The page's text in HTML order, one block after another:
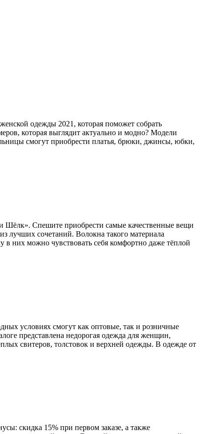
одежды 2021, которая поможет собрать
которая выглядит актуально и модно? Модели
смогут приобрести платья, брюки, джинсы, юбки,
Шёлк». Спешите приобрести самые качественные вещи
сочетаний. Волокна такого материала
в них можно чувствовать себя комфортно даже тёплой
условиях смогут как оптовые, так и розничные
представлена недорогая одежда для женщин,
свитеров, толстовок и верхней одежды. В одежде от
скидка 15% при первом заказе, а также